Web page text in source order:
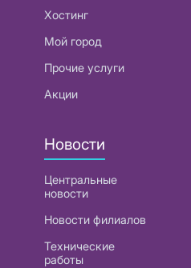
Хостинг
Мой город
Прочие услуги
Акции
Новости
Центральные
новости
Новости филиалов
Технические
работы